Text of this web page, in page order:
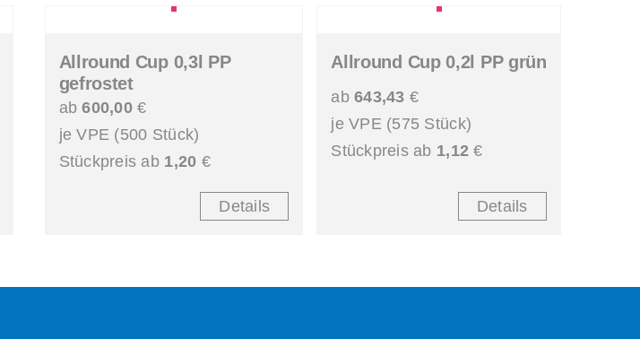
Allround Cup 0,3l PP
gefrostet
ab600,00€
je VPE (500 Stück)
Stückpreis ab 1,20 €
Details
Allround Cup 0,2l PP grün
ab643,43 €
je VPE (575 Stück)
Stückpreis ab 1,12 €
Details